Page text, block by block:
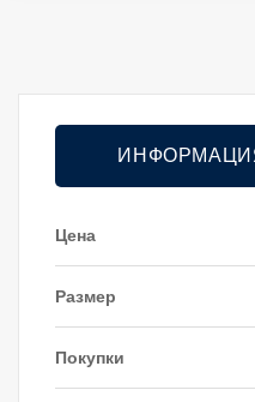
Цена
Размер
Покупки